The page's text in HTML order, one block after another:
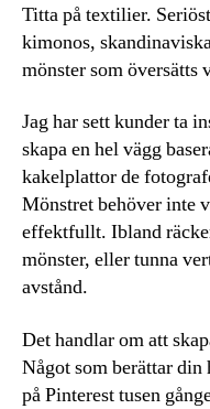
Titta på textilier.
kimonos,
mönster som översätts
Jag har sett kunder ta
skapa en hel vägg
kakelplattor de
Mönstret behöver inte
effektfullt. Ibland
mönster, eller tunna
avstånd.
Det handlar om att
Något som berättar
på Pinterest tusen